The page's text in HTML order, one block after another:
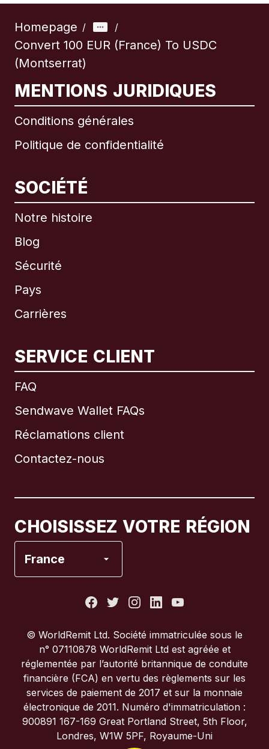
Homepage / /
Convert 100 EUR (France) To USDC
(Montserrat)
MENTIONS JURIDIQUES
Conditions générales
Politique de confidentialité
SOCIÉTÉ
Notre histoire
Blog
Sécurité
Pays
Carrières
SERVICE CLIENT
FAQ
Sendwave Wallet FAQs
Réclamations client
Contactez-nous
CHOISISSEZ VOTRE RÉGION
France
International English
Brésil
Italie
Portugal
Royaume-Uni
© WorldRemit Ltd. Société immatriculée sous le
n° 07110878 WorldRemit Ltd est agréée et
réglementée par l’autorité britannique de conduite
financière (FCA) en vertu des règlements sur les
services de paiement de 2017 et sur la monnaie
électronique de 2011. Numéro d'immatriculation :
900891 167-169 Great Portland Street, 5th Floor,
Londres, W1W 5PF, Royaume-Uni